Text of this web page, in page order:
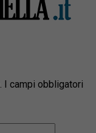
I campi obbligatori